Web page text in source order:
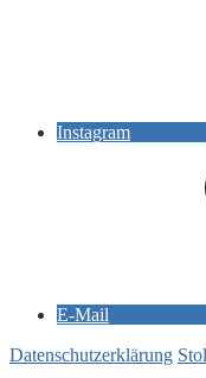
Instagram
E-Mail
Datenschutzerklärung